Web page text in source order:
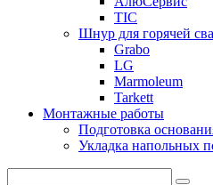
ТІС
Шнур для горячей
Grabo
LG
Marmoleum
Tarkett
Монтажные работы
Подготовка
Укладка напольных